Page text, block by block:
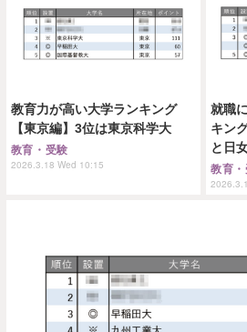
教育力が高い大学ランキング
【東京編】3位は東京科学大
教育・受験
2026.3.18 Wed 10:15
就職
キン
と日
教育